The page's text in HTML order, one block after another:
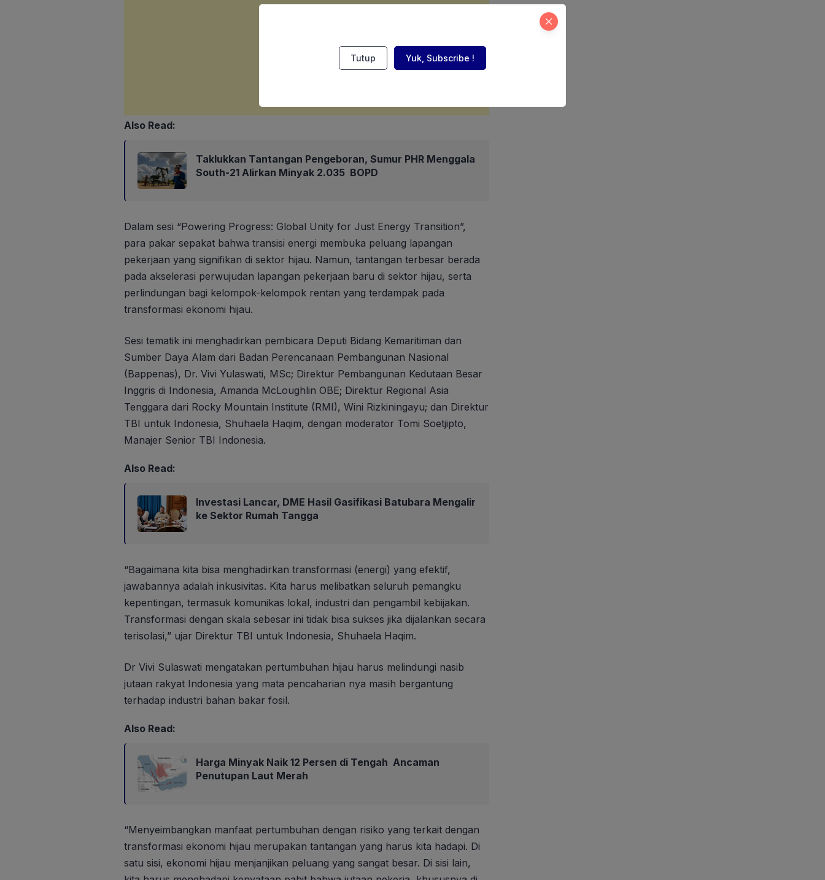
Also Read:
Taklukkan Tantangan Pengeboran, Sumur PHR Menggala
South-21 Alirkan Minyak 2.035 BOPD
Dalam sesi “Powering Progress: Global Unity for Just Energy Transition”,
para pakar sepakat bahwa transisi energi membuka peluang lapangan
pekerjaan yang signifikan di sektor hijau. Namun, tantangan terbesar berada
pada akselerasi perwujudan lapangan pekerjaan baru di sektor hijau, serta
perlindungan bagi kelompok-kelompok rentan yang terdampak pada
transformasi ekonomi hijau.
Sesi tematik ini menghadirkan pembicara Deputi Bidang Kemaritiman dan
Sumber Daya Alam dari Badan Perencanaan Pembangunan Nasional
(Bappenas), Dr. Vivi Yulaswati, MSc; Direktur Pembangunan Kedutaan Besar
Inggris di Indonesia, Amanda McLoughlin OBE; Direktur Regional Asia
Tenggara dari Rocky Mountain Institute (RMI), Wini Rizkiningayu; dan Direktur
TBI untuk Indonesia, Shuhaela Haqim, dengan moderator Tomi Soetjipto,
Manajer Senior TBI Indonesia.
Also Read:
Investasi Lancar, DME Hasil Gasifikasi Batubara Mengalir
ke Sektor Rumah Tangga
“Bagaimana kita bisa menghadirkan transformasi (energi) yang efektif,
jawabannya adalah inkusivitas. Kita harus melibatkan seluruh pemangku
kepentingan, termasuk komunikas lokal, industri dan pengambil kebijakan.
Transformasi dengan skala sebesar ini tidak bisa sukses jika dijalankan secara
terisolasi,” ujar Direktur TBI untuk Indonesia, Shuhaela Haqim.
Dr Vivi Sulaswati mengatakan pertumbuhan hijau harus melindungi nasib
jutaan rakyat Indonesia yang mata pencaharian nya masih bergantung
terhadap industri bahan bakar fosil.
Also Read:
Harga Minyak Naik 12 Persen di Tengah Ancaman
Penutupan Laut Merah
“Menyeimbangkan manfaat pertumbuhan dengan risiko yang terkait dengan
transformasi ekonomi hijau merupakan tantangan yang harus kita hadapi. Di
satu sisi, ekonomi hijau menjanjikan peluang yang sangat besar. Di sisi lain,
Tutup Yuk, Subscribe !